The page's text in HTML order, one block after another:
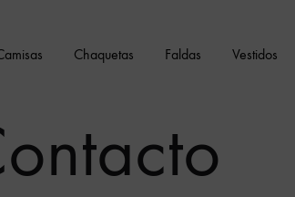
Chaquetas Faldas Vestidos